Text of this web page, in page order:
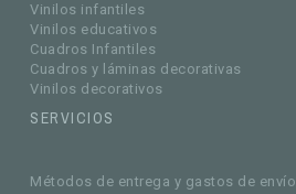
Vinilos infantiles
Vinilos educativos
Cuadros Infantiles
Cuadros y láminas decorativas
Vinilos decorativos
SERVICIOS
Métodos de entrega y gastos de envío